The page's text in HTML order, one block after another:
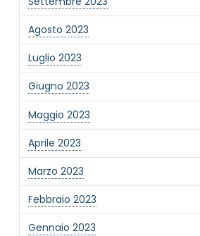
Agosto 2023
Luglio 2023
Giugno 2023
Maggio 2023
Aprile 2023
Marzo 2023
Febbraio 2023
Gennaio 2023